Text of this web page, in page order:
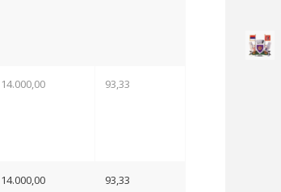
14.000,00 93,33
14.000,00 93,33